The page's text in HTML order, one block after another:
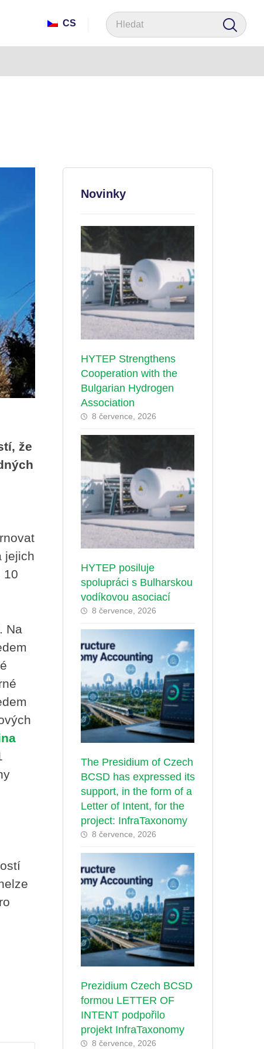
CS
že
jejich
10
Na
Novinky
HYTEP Strengthens
Cooperation with the
Bulgarian Hydrogen
Association
8 července, 2026
HYTEP posiluje
spolupráci s Bulharskou
vodíkovou asociací
8 července, 2026
The Presidium of Czech
BCSD has expressed its
support, in the form of a
Letter of Intent, for the
project: InfraTaxonomy
8 července, 2026
Prezidium Czech BCSD
formou LETTER OF
INTENT podpořilo
projekt InfraTaxonomy
8 července, 2026